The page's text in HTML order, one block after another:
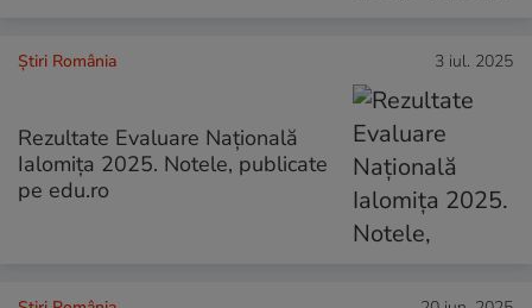
Știri România 3 iul. 2025
Rezultate Evaluare Națională
Ialomiţa 2025. Notele, publicate
pe edu.ro